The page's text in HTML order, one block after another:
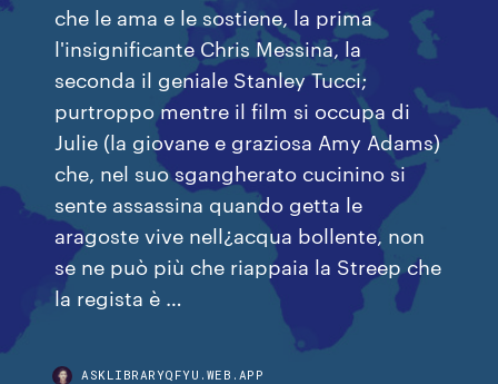
che le ama e le sostiene, la prima
l'insignificante Chris Messina, la
seconda il geniale Stanley Tucci;
purtroppo mentre il film si occupa di
Julie (la giovane e graziosa Amy Adams)
che, nel suo sgangherato cucinino si
sente assassina quando getta le
aragoste vive nell¿acqua bollente, non
se ne può più che riappaia la Streep che
la regista è …
ASKLIBRARYQFYU.WEB.APP